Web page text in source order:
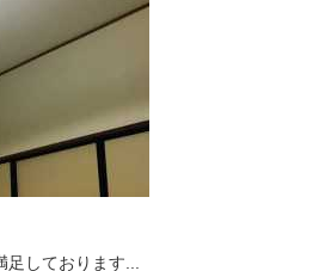
足しております...